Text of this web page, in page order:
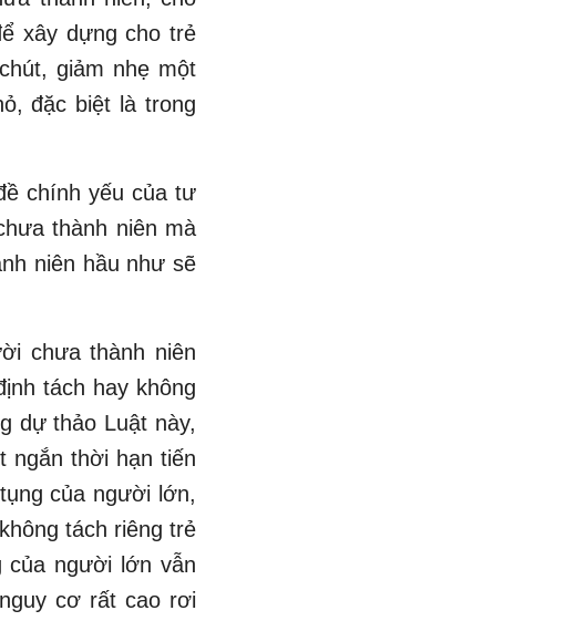
xây dựng cho trẻ
giảm nhẹ một
đặc biệt là trong
chính yếu của tư
thành niên mà
niên hầu như sẽ
chưa thành niên
tách hay không
dự thảo Luật này,
ngắn thời hạn tiến
của người lớn,
tách riêng trẻ
người lớn vẫn
cơ rất cao rơi